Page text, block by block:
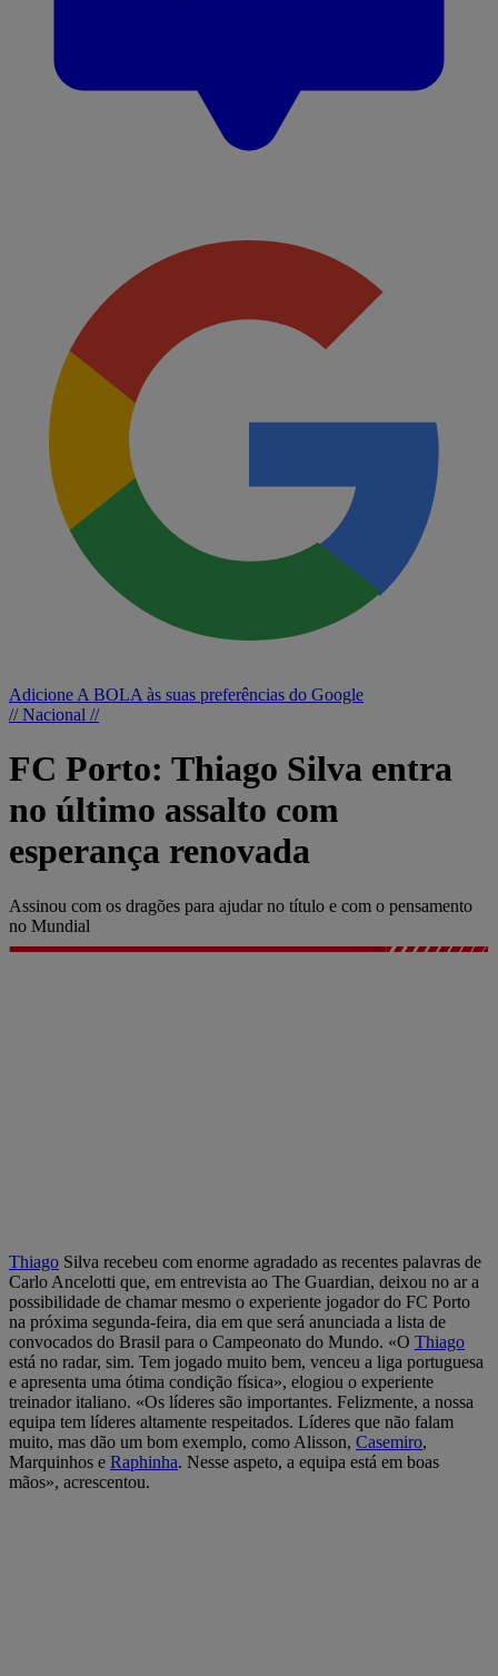
Adicione A BOLA às suas preferências do Google
// Nacional //
FC Porto: Thiago Silva entra
no último assalto com
esperança renovada
Assinou com os dragões para ajudar no título e com o pensamento
no Mundial
Thiago Silva recebeu com enorme agradado as recentes palavras de
Carlo Ancelotti que, em entrevista ao The Guardian, deixou no ar a
possibilidade de chamar mesmo o experiente jogador do FC Porto
na próxima segunda-feira, dia em que será anunciada a lista de
convocados do Brasil para o Campeonato do Mundo. «O Thiago
está no radar, sim. Tem jogado muito bem, venceu a liga portuguesa
e apresenta uma ótima condição física», elogiou o experiente
treinador italiano. «Os líderes são importantes. Felizmente, a nossa
equipa tem líderes altamente respeitados. Líderes que não falam
muito, mas dão um bom exemplo, como Alisson, Casemiro,
Marquinhos e Raphinha. Nesse aspeto, a equipa está em boas
mãos», acrescentou.